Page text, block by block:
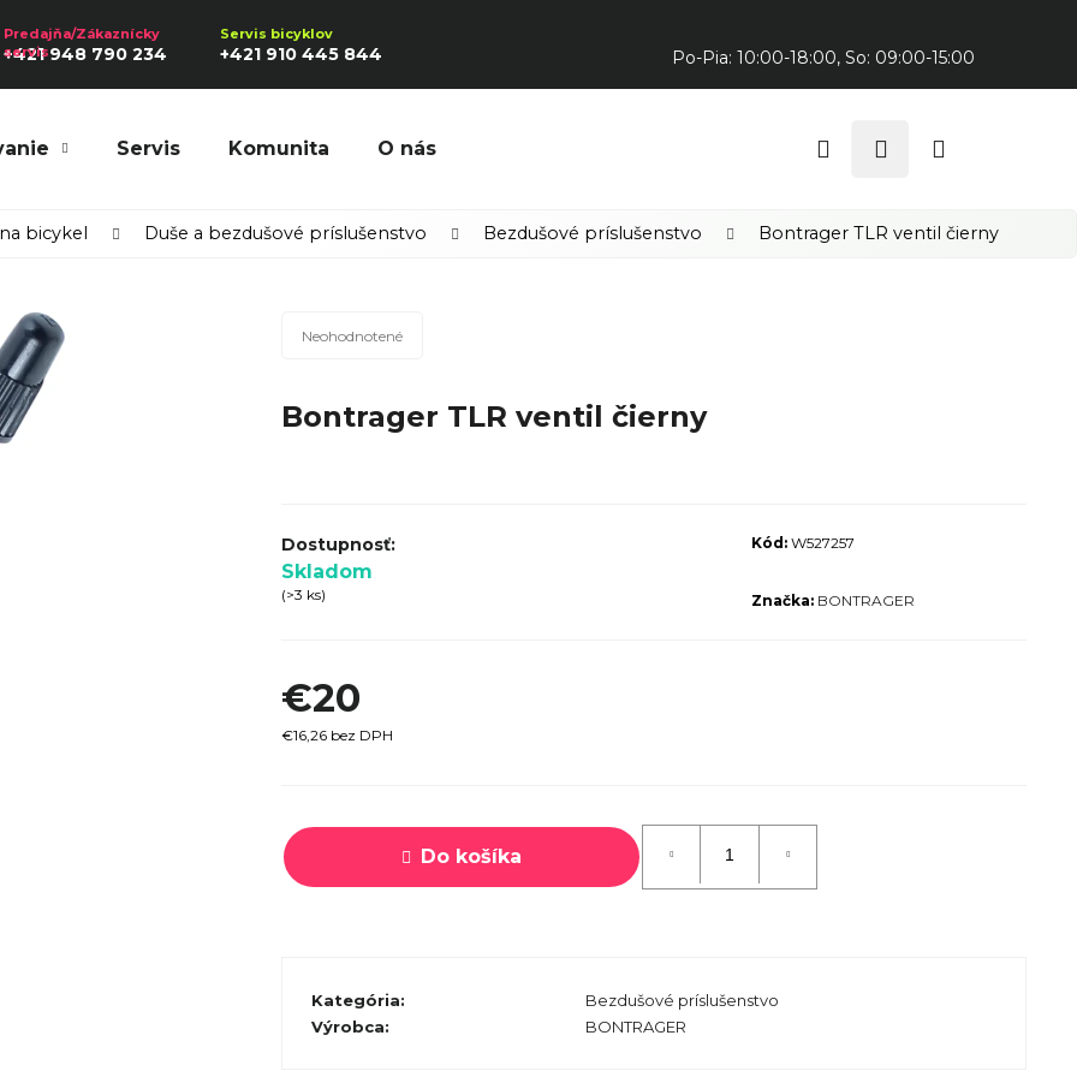
+421 948 790 234 +421 910 445 844
Po-Pia: 10:00-18:00, So: 09:00-15:00
Servis Komunita O nás Hľadať Prihlásenie
bicykel Duše a bezdušové príslušenstvo Bezdušové príslušenstvo Bontrager TLR ventil čierny
Priemerné
je
Neohodnotené
Bontrager TLR ventil čierny
Skladom
(>3 ks)
Kód: W527257
Značka: BONTRAGER
€20
€16,26 bez DPH
cena:
Do košíka
Kategória:
Bezdušové príslušenstvo
Výrobca: BONTRAGER
TREK MARLIN 6 GEN 3 LAVA